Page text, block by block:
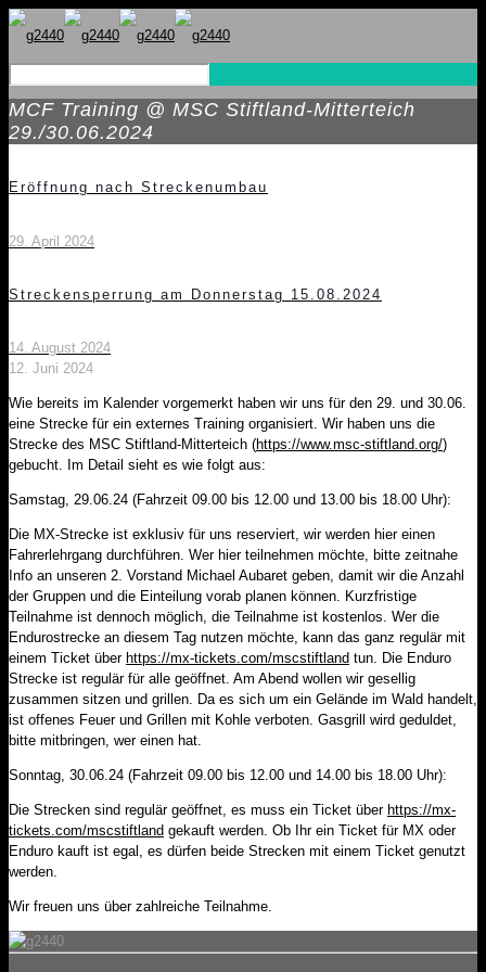
MCF Training @ MSC Stiftland-Mitterteich
29./30.06.2024
Eröffnung nach Streckenumbau
29. April 2024
Streckensperrung am Donnerstag 15.08.2024
14. August 2024
12. Juni 2024
Wie bereits im Kalender vorgemerkt haben wir uns für den 29. und 30.06.
eine Strecke für ein externes Training organisiert. Wir haben uns die
Strecke des MSC Stiftland-Mitterteich (https://www.msc-stiftland.org/)
gebucht. Im Detail sieht es wie folgt aus:
Samstag, 29.06.24 (Fahrzeit 09.00 bis 12.00 und 13.00 bis 18.00 Uhr):
Die MX-Strecke ist exklusiv für uns reserviert, wir werden hier einen
Fahrerlehrgang durchführen. Wer hier teilnehmen möchte, bitte zeitnahe
Info an unseren 2. Vorstand Michael Aubaret geben, damit wir die Anzahl
der Gruppen und die Einteilung vorab planen können. Kurzfristige
Teilnahme ist dennoch möglich, die Teilnahme ist kostenlos. Wer die
Endurostrecke an diesem Tag nutzen möchte, kann das ganz regulär mit
einem Ticket über https://mx-tickets.com/mscstiftland tun. Die Enduro
Strecke ist regulär für alle geöffnet. Am Abend wollen wir gesellig
zusammen sitzen und grillen. Da es sich um ein Gelände im Wald handelt,
ist offenes Feuer und Grillen mit Kohle verboten. Gasgrill wird geduldet,
bitte mitbringen, wer einen hat.
Sonntag, 30.06.24 (Fahrzeit 09.00 bis 12.00 und 14.00 bis 18.00 Uhr):
Die Strecken sind regulär geöffnet, es muss ein Ticket über https://mx-
tickets.com/mscstiftland gekauft werden. Ob Ihr ein Ticket für MX oder
Enduro kauft ist egal, es dürfen beide Strecken mit einem Ticket genutzt
werden.
Wir freuen uns über zahlreiche Teilnahme.